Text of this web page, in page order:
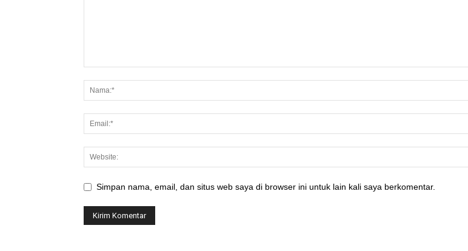
Simpan nama, email, dan situs web saya di browser ini untuk lain kali saya berkomentar.